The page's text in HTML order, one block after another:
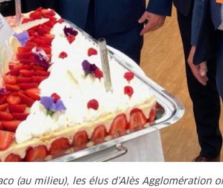
(au milieu), les élus d’Alès Agglomération